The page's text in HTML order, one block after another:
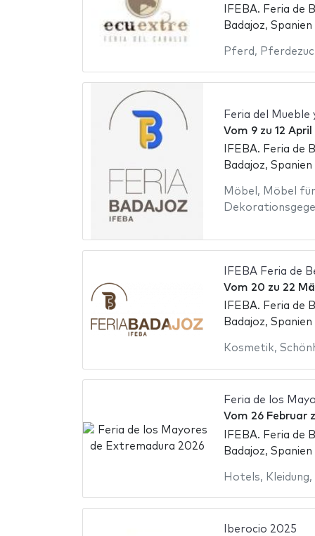
IFEBA. Feria de
Badajoz, Spanien
Pferd ,
Feria del
Vom 9zu 12
IFEBA. Feria de
Badajoz, Spanien
Möbel , Möbel
IFEBA Feria de
Vom 20 zu 22
IFEBA. Feria de
Badajoz, Spanien
Kosmetik,
Feria de los
Vom 26 Februar
IFEBA. Feria de
Badajoz, Spanien
Hotels, Kleidung,
Iberocio 2025